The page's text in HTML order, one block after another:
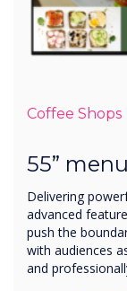
Coffee Shops
55”
Delivering
advanced
push the
with audiences
and